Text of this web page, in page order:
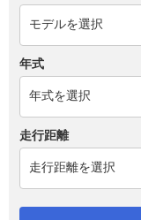
年式
走行距離